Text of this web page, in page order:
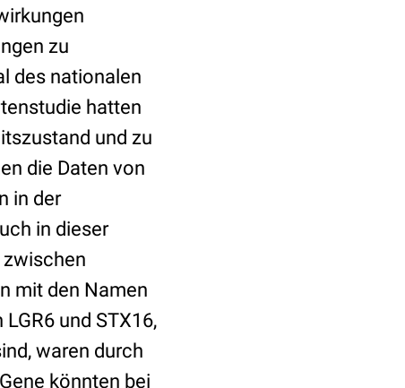
zu
des nationalen
hatten
und zu
die Daten von
in der
in dieser
mit den Namen
und STX16,
waren durch
könnten bei